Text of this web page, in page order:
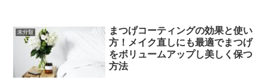
未分類
まつげコーティングの効果と使い
方！メイク直しにも最適でまつげ
をボリュームアップし美しく保つ
方法